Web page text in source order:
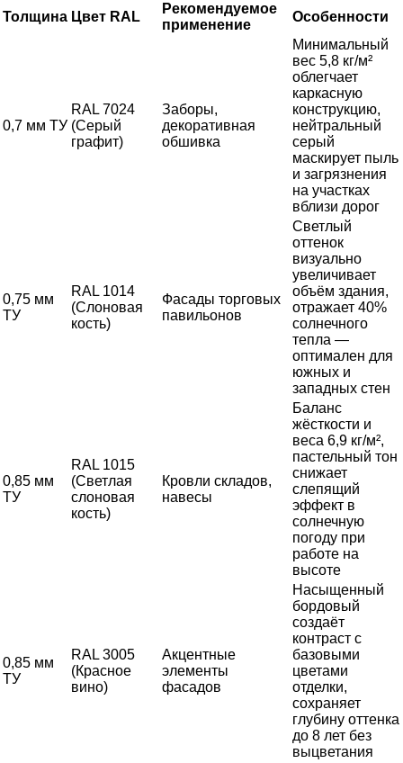
Толщина Цвет RAL
Рекомендуемое
применение
Особенности
0,7 мм ТУ
RAL 7024
(Серый
графит)
Заборы,
декоративная
обшивка
Минимальный
вес 5,8 кг/м²
облегчает
каркасную
конструкцию,
нейтральный
серый
маскирует пыль
и загрязнения
на участках
вблизи дорог
0,75 мм
ТУ
RAL 1014
(Слоновая
кость)
Фасады торговых
павильонов
Светлый
оттенок
визуально
увеличивает
объём здания,
отражает 40%
солнечного
тепла —
оптимален для
южных и
западных стен
0,85 мм
ТУ
RAL 1015
(Светлая
слоновая
кость)
Кровли складов,
навесы
Баланс
жёсткости и
веса 6,9 кг/м²,
пастельный тон
снижает
слепящий
эффект в
солнечную
погоду при
работе на
высоте
0,85 мм
ТУ
RAL 3005
(Красное
вино)
Акцентные
элементы
фасадов
Насыщенный
бордовый
создаёт
контраст с
базовыми
цветами
отделки,
сохраняет
глубину оттенка
до 8 лет без
выцветания